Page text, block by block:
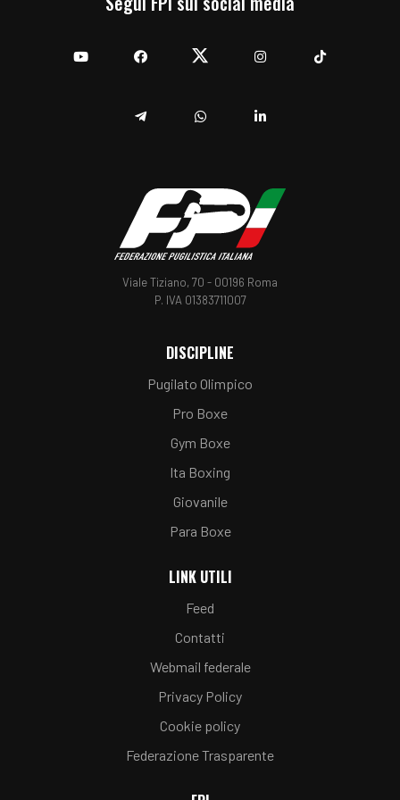
Viale Tiziano, 70 - 00196 Roma
P. IVA 01383711007
DISCIPLINE
Pugilato Olimpico
Pro Boxe
Gym Boxe
Ita Boxing
Giovanile
Para Boxe
LINK UTILI
Feed
Contatti
Webmail federale
Privacy Policy
Cookie policy
Federazione Trasparente